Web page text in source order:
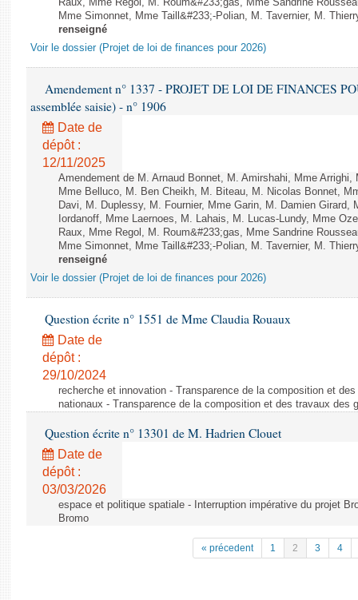
Raux, Mme Regol, M. Roum&#233;gas, Mme Sandrine
Mme Simonnet, Mme Taill&#233;-Polian, M. Tavernier, M.
renseigné
Voir le dossier (Projet de loi de finances pour 2026)
Amendement n° 1337 - PROJET DE LOI DE FINANCES
assemblée saisie) - n° 1906
Date de
dépôt :
12/11/2025
Amendement de M. Arnaud Bonnet, M. Amirshahi, Mme
Mme Belluco, M. Ben Cheikh, M. Biteau, M. Nicolas Bonnet,
Davi, M. Duplessy, M. Fournier, Mme Garin, M. Damien Girard,
Iordanoff, Mme Laernoes, M. Lahais, M. Lucas-Lundy, Mme
Raux, Mme Regol, M. Roum&#233;gas, Mme Sandrine
Mme Simonnet, Mme Taill&#233;-Polian, M. Tavernier, M.
renseigné
Voir le dossier (Projet de loi de finances pour 2026)
Question écrite n° 1551 de Mme Claudia Rouaux
Date de
dépôt :
29/10/2024
recherche et innovation - Transparence de la composition et
nationaux - Transparence de la composition et des travaux des
Question écrite n° 13301 de M. Hadrien Clouet
Date de
dépôt :
03/03/2026
espace et politique spatiale - Interruption impérative du projet
Bromo
« précedent 1 2 3 4